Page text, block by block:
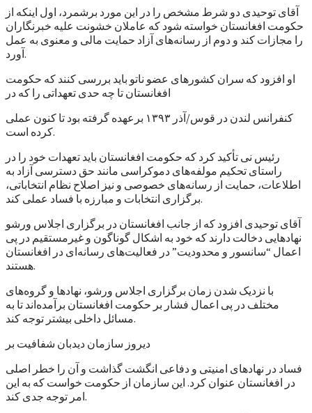
آقای توحیدی دو شرط مشخص را در این مورد برشمرد، اول اینکه از
حکومت افغانستان خواسته شود که عاملان خشونت علیه خبرنگاران
را مجازات کند و دوم از رسانه‌های آزاد حمایت مالی و معنوی به عمل
آورد.
او افزود که سران کشورهای عضو ناتو باید بررسی کنند که حکومت
افغانستان تا چه حدی تعهداتی را که در
کنفرانس لندن در قوس/آذر ۱۳۹۳ برعهده گرفته بود تا کنون عملی
کرده است.
رئیس نی تأکید کرد که حکومت افغانستان باید تعهدات خود را در
راستای تحکیم مولفه‌های دموکراسی مانند حق دسترسی آزاد به
اطلاعات، حمایت از رسانه‌های خصوصی و نیز اصلاح نظام انتخاباتی،
برگزاری انتخابات و مبارزه با فساد عملی کند.
آقای توحیدی افزود که از جانب افغانستان در برگزاری اجلاس ورشو
نهادهایی دخالت دارند که خود به اشکال گوناگون و غیرمستقیم در پی
اعمال “سانسور و محدودیت” در فعالیت‌های رسانه‌ای در افغانستان
هستند.
با نزدیک شدن زمان برگزاری اجلاس ورشو، نهادها و گروه‌های
مختلف در پی اعمال فشار بر حکومت افغانستان برآمده‌اند تا به
مسائل داخلی بیشتر توجه کند.
دیروز سازمان دیدبان شفافیت بر
فساد در نهادهای امنیتی و دفاعی انگشت گذاشت و آن را خطر اصلی
در افغانستان عنوان کرد. این سازمان از حکومت خواست که به این
امر توجه جدی کند.